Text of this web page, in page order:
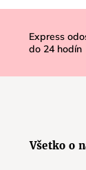
Express
do 24 hodín
Všetko o